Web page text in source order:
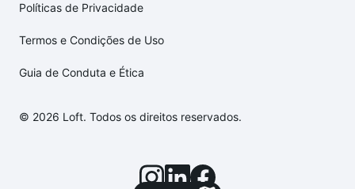
Políticas de Privacidade
Termos e Condições de Uso
Guia de Conduta e Ética
© 2026 Loft. Todos os direitos reservados.